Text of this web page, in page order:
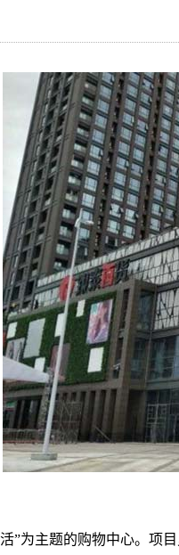
”为主题的购物中心。项